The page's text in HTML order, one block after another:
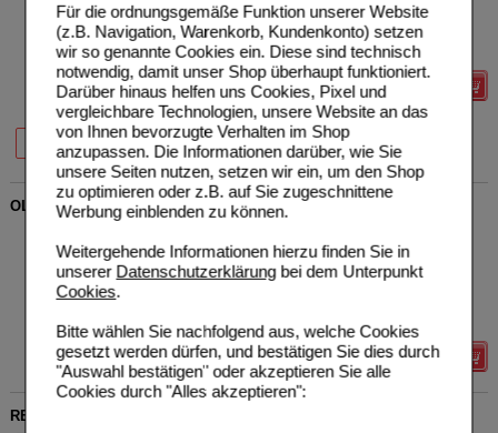
Für die ordnungsgemäße Funktion unserer Website
(z.B. Navigation, Warenkorb, Kundenkonto) setzen
wir so genannte Cookies ein. Diese sind technisch
notwendig, damit unser Shop überhaupt funktioniert.
Darüber hinaus helfen uns Cookies, Pixel und
vergleichbare Technologien, unsere Website an das
von Ihnen bevorzugte Verhalten im Shop
anzupassen. Die Informationen darüber, wie Sie
unsere Seiten nutzen, setzen wir ein, um den Shop
zu optimieren oder z.B. auf Sie zugeschnittene
Werbung einblenden zu können.
Weitergehende Informationen hierzu finden Sie in
unserer Datenschutzerklärungbei dem Unterpunkt
Cookies.
Bitte wählen Sie nachfolgend aus, welche Cookies
gesetzt werden dürfen, und bestätigen Sie dies durch
"Auswahl bestätigen" oder akzeptieren Sie alle
Cookies durch "Alles akzeptieren":
100ml Nasentropfen Sie sparen 8,59 €
Grundpreis
152,50 €
Max. Abgabe:
Details
45%
20 ml
34%
100 ml
36%
OLYNTH 0,1% N Schnupfen Dosierspray ohne Konserv.
(OTC)
01014470
10ml Dosierspray
AVP***
Unser Preis*
Sie sparen
Details
REGAINE Männer